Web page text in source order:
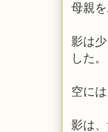
母親
影は
した。
空に
影は